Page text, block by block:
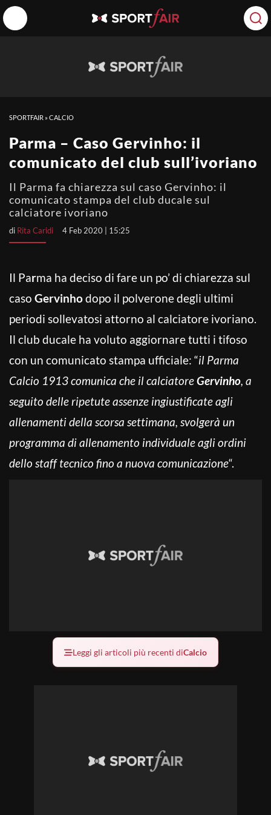
SPORTFAIR »CALCIO
Parma – Caso Gervinho: il
comunicato del club sull’ivoriano
Il Parma fa chiarezza sul caso Gervinho: il
comunicato stampa del club ducale sul
calciatore ivoriano
di Rita Caridi 4 Feb 2020 | 15:25
Il Parma ha deciso di fare un po’ di chiarezza sul
caso Gervinhodopo il polverone degli ultimi
periodi sollevatosi attorno al calciatore ivoriano.
Il club ducale ha voluto aggiornare tutti i tifoso
con un comunicato stampa ufficiale: “il Parma
Calcio 1913 comunica che il calciatoreGervinho, a
seguito delle ripetute assenze ingiustificate agli
allenamenti della scorsa settimana, svolgerà un
programma di allenamento individuale agli ordini
dello staff tecnico fino a nuova comunicazione“.
Leggi gli articoli più recenti diCalcio